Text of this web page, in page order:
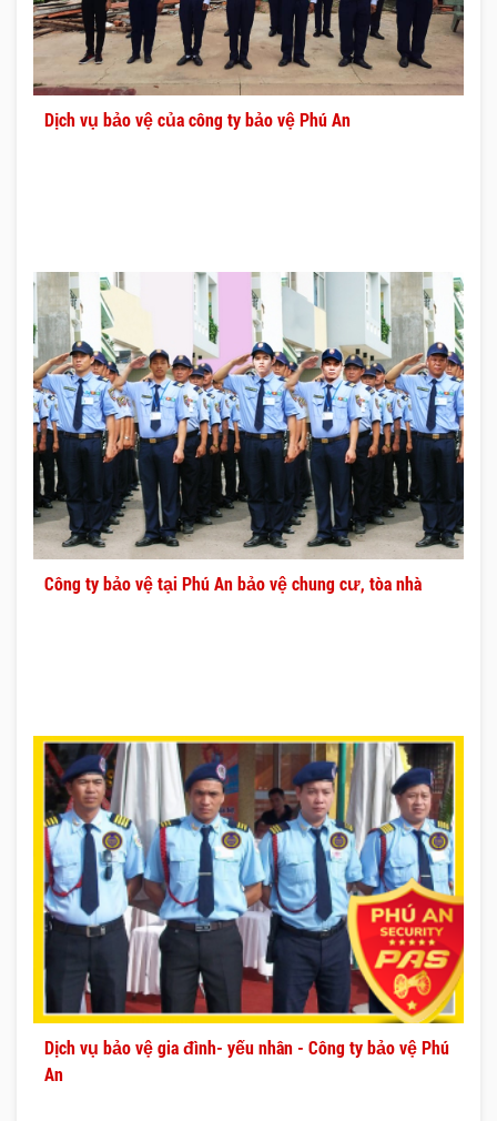
Dịch vụ bảo vệ của công ty bảo vệ Phú An
Công ty bảo vệ tại Phú An bảo vệ chung cư, tòa nhà
Dịch vụ bảo vệ gia đình- yếu nhân - Công ty bảo vệ Phú
An